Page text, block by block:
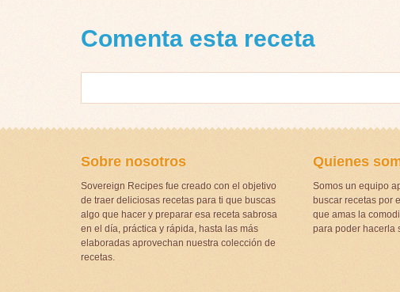
Comenta esta receta
Sobre nosotros
Sovereign Recipes fue creado con el objetivo
de traer deliciosas recetas para ti que buscas
algo que hacer y preparar esa receta sabrosa
en el día, práctica y rápida, hasta las más
elaboradas aprovechan nuestra colección de
recetas.
Quienes
Somos un equipo
buscar recetas por
que amas la
para poder hacerla